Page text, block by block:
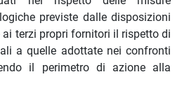
previste dalle disposizioni
terzi propri fornitori il rispetto di
a quelle adottate nei confronti
il perimetro di azione alla